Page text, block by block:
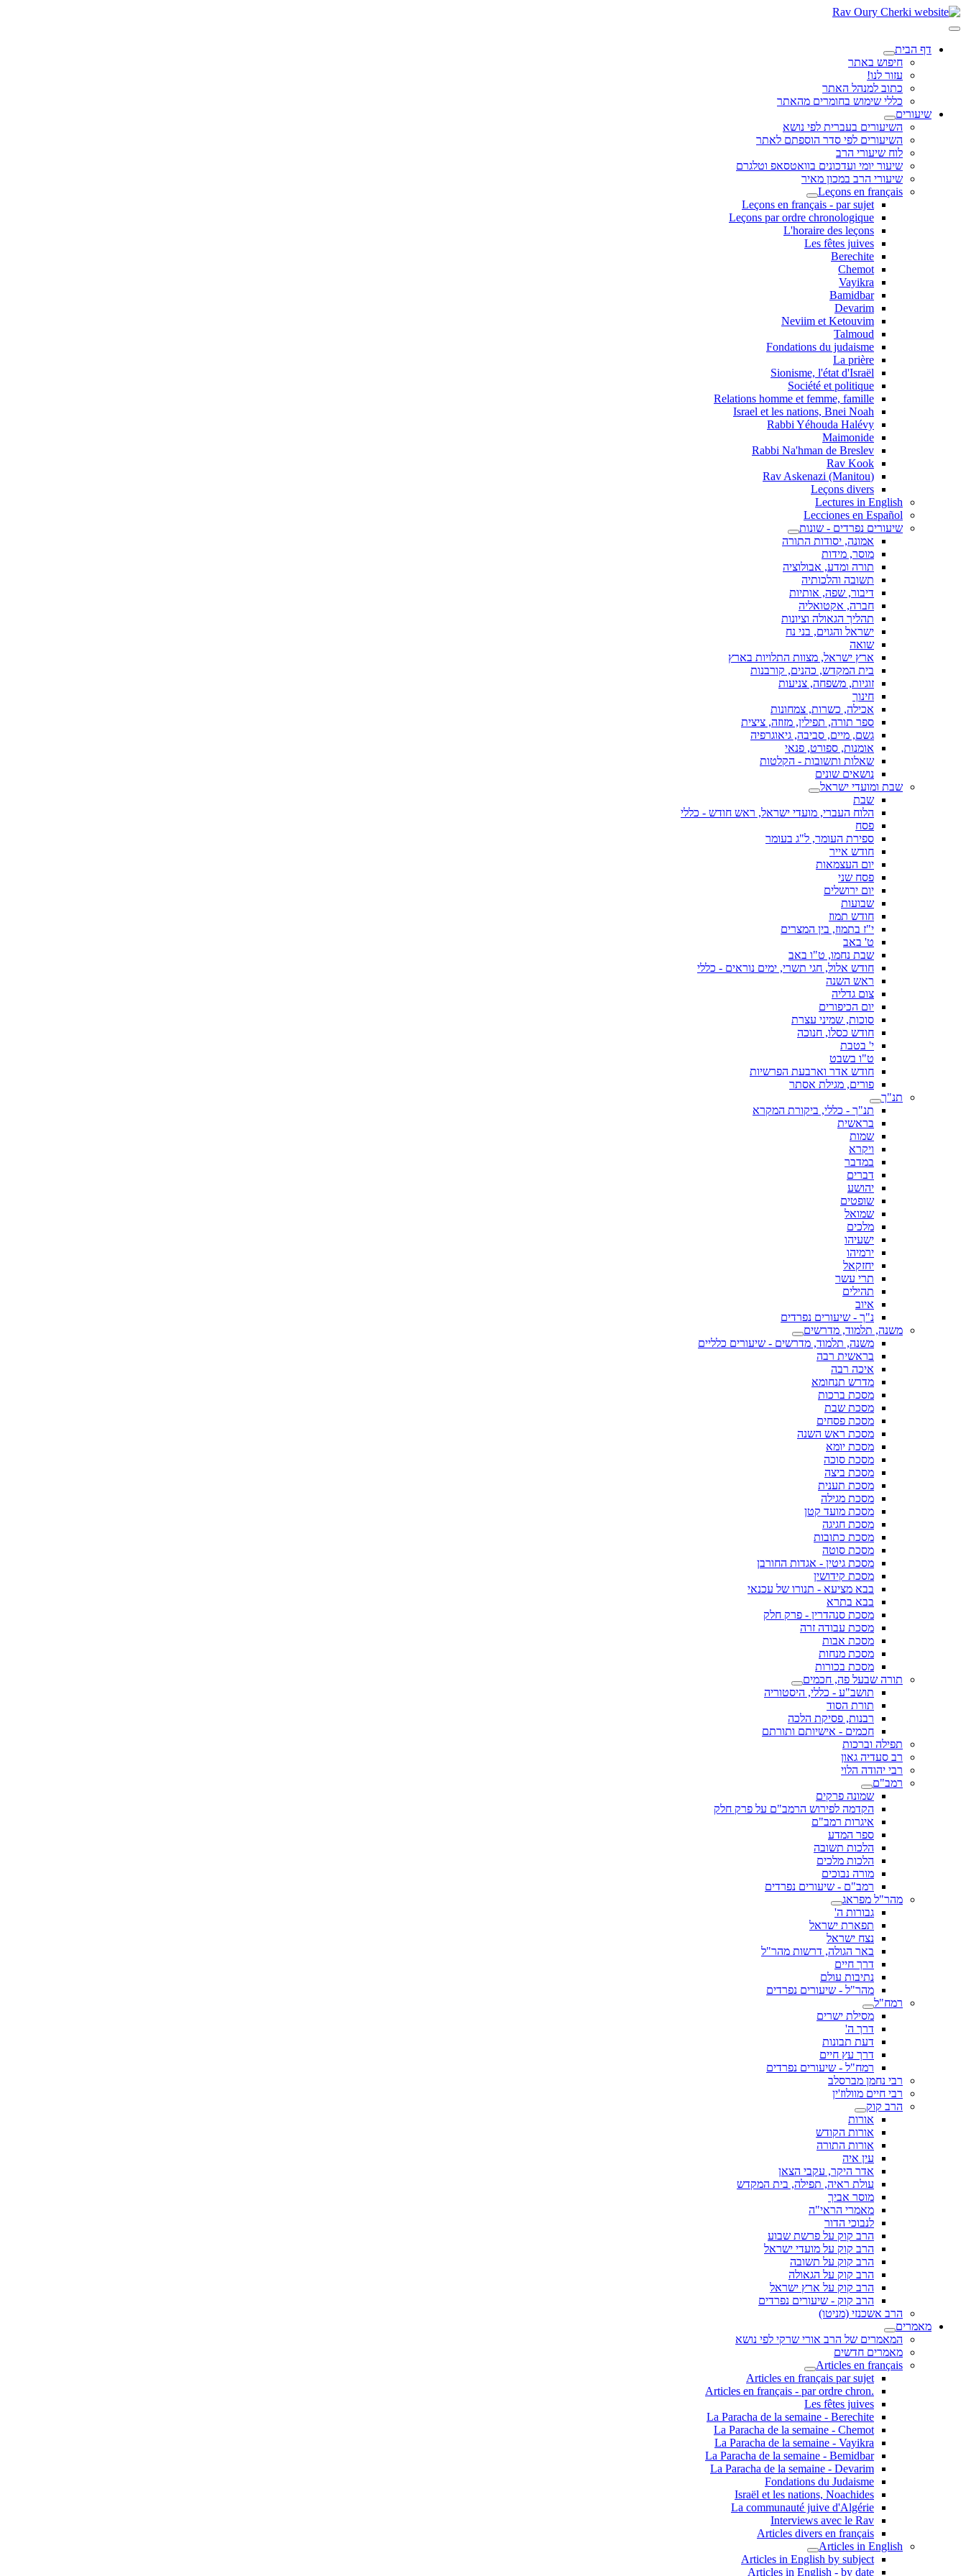
דף הבית
חיפוש באתר
עזור לנו!
כתוב למנהל האתר
כללי שימוש בחומרים מהאתר
שיעורים
השיעורים בעברית לפי נושא
השיעורים לפי סדר הוספתם לאתר
לוח שיעורי הרב
שיעור יומי ועדכונים בוואטסאפ וטלגרם
שיעורי הרב במכון מאיר
Leçons en français
Leçons en français - par sujet
Leçons par ordre chronologique
L'horaire des leçons
Les fêtes juives
Berechite
Chemot
Vayikra
Bamidbar
Devarim
Neviim et Ketouvim
Talmoud
Fondations du judaisme
La prière
Sionisme, l'état d'Israël
Société et politique
Relations homme et femme, famille
Israel et les nations, Bnei Noah
Rabbi Yéhouda Halévy
Maimonide
Rabbi Na'hman de Breslev
Rav Kook
(Rav Askenazi (Manitou
Leçons divers
Lectures in English
Lecciones en Español
שיעורים נפרדים - שונות
אמונה, יסודות התורה
מוסר, מידות
תורה ומדע, אבולוציה
תשובה והלכותיה
דיבור, שפה, אותיות
חברה, אקטואליה
תהליך הגאולה וציונות
ישראל והגוים, בני נח
שואה
ארץ ישראל, מצוות התלויות בארץ
בית המקדש, כהנים, קורבנות
זוגיות, משפחה, צניעות
חינוך
אכילה, כשרות, צמחונות
ספר תורה, תפילין, מזוזה, ציצית
גשם, מיים, סביבה, גיאוגרפיה
אומנות, ספורט, פנאי
שאלות ותשובות - הקלטות
נושאים שונים
שבת ומועדי ישראל
שבת
הלוח העברי, מועדי ישראל, ראש חודש - כללי
פסח
ספירת העומר, ל"ג בעומר
חודש אייר
יום העצמאות
פסח שני
יום ירושלים
שבועות
חודש תמוז
י"ז בתמוז, בין המצרים
ט' באב
שבת נחמו, ט"ו באב
חודש אלול, חגי תשרי, ימים נוראים - כללי
ראש השנה
צום גדליה
יום הכיפורים
סוכות, שמיני עצרת
חודש כסלו, חנוכה
י' בטבת
ט"ו בשבט
חודש אדר וארבעת הפרשיות
פורים, מגילת אסתר
תנ"ך
תנ"ך - כללי, ביקורת המקרא
בראשית
שמות
ויקרא
במדבר
דברים
יהושע
שופטים
שמואל
מלכים
ישעיהו
ירמיהו
יחזקאל
תרי עשר
תהילים
איוב
נ"ך - שיעורים נפרדים
משנה, תלמוד, מדרשים
משנה, תלמוד, מדרשים - שיעורים כלליים
בראשית רבה
איכה רבה
מדרש תנחומא
מסכת ברכות
מסכת שבת
מסכת פסחים
מסכת ראש השנה
מסכת יומא
מסכת סוכה
מסכת ביצה
מסכת תענית
מסכת מגילה
מסכת מועד קטן
מסכת חגיגה
מסכת כתובות
מסכת סוטה
מסכת גיטין - אגדות החורבן
מסכת קידושין
בבא מציעא - תנורו של עכנאי
בבא בתרא
מסכת סנהדרין - פרק חלק
מסכת עבודה זרה
מסכת אבות
מסכת מנחות
מסכת בכורות
תורה שבעל פה, חכמים
תושב"ע - כללי, היסטוריה
תורת הסוד
רבנות, פסיקת הלכה
חכמים - אישיותם ותורתם
תפילה וברכות
רב סעדיה גאון
רבי יהודה הלוי
רמב"ם
שמונה פרקים
הקדמה לפירוש הרמב"ם על פרק חלק
איגרות רמב"ם
ספר המדע
הלכות תשובה
הלכות מלכים
מורה נבוכים
רמב"ם - שיעורים נפרדים
מהר"ל מפראג
גבורות ה'
תפארת ישראל
נצח ישראל
באר הגולה, דרשות מהר"ל
דרך חיים
נתיבות עולם
מהר"ל - שיעורים נפרדים
רמח"ל
מסילת ישרים
דרך ה'
דעת תבונות
דרך עץ חיים
רמח"ל - שיעורים נפרדים
רבי נחמן מברסלב
רבי חיים מוולוז'ין
הרב קוק
אורות
אורות הקודש
אורות התורה
עין איה
אדר היקר, עקבי הצאן
עולת ראיה, תפילה, בית המקדש
מוסר אביך
מאמרי הראי"ה
לנבוכי הדור
הרב קוק על פרשת שבוע
הרב קוק על מועדי ישראל
הרב קוק על תשובה
הרב קוק על הגאולה
הרב קוק על ארץ ישראל
הרב קוק - שיעורים נפרדים
הרב אשכנזי (מניטו)
מאמרים
המאמרים של הרב אורי שרקי לפי נושא
מאמרים חדשים
Articles en français
Articles en français par sujet
.Articles en français - par ordre chron
Les fêtes juives
La Paracha de la semaine - Berechite
La Paracha de la semaine - Chemot
La Paracha de la semaine - Vayikra
La Paracha de la semaine - Bemidbar
La Paracha de la semaine - Devarim
Fondations du Judaisme
Israël et les nations, Noachides
La communauté juive d'Algérie
Interviews avec le Rav
Articles divers en français
Articles in English
Articles in English by subject
Articles in English - by date